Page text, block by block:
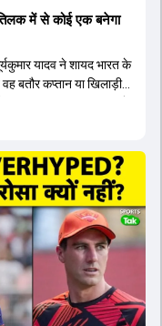
में से कोई एक बनेगा
यादव ने शायद भारत के
बतौर कप्तान या खिलाड़ी
आगामी टी20 सीरीज के
अय्यर सबसे आगे चल रहे
पाटीदार कप्तानी की
को तीसरे ओपनर के तौर पर
संजू सैमसन पहली पसंद
ज्यादा मौके मिलेंगे। अजीत
गंभीर आगामी टी20 वर्ल्ड
लेकर चल रहे हैं।